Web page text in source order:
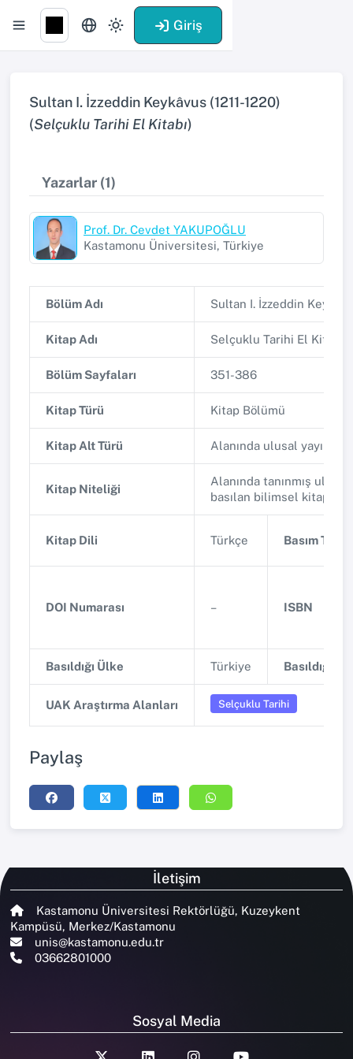
Giriş
Sultan I. İzzeddin Keykâvus (1211-1220)
(Selçuklu Tarihi El Kitabı)
Yazarlar (1)
Prof. Dr. Cevdet YAKUPOĞLU
Kastamonu Üniversitesi, Türkiye
Bölüm Adı Sultan I. İzzeddin
Kitap Adı Selçuklu Tarihi El Kitabı
Bölüm Sayfaları 351-386
Kitap Türü Kitap Bölümü
Kitap Alt Türü Alanında ulusal
Kitap Niteliği
Alanında tanınmış
basılan bilimsel kitap
Kitap Dili Türkçe Basım Tarihi
DOI Numarası – ISBN
Basıldığı Ülke Türkiye Basıldığı
UAK Araştırma Alanları Selçuklu Tarihi
Paylaş
İletişim
Kastamonu Üniversitesi Rektörlüğü, Kuzeykent
Kampüsü, Merkez/Kastamonu
unis@kastamonu.edu.tr
03662801000
Sosyal Media